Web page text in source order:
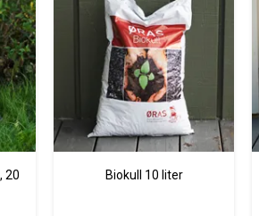
20
Biokull 10 liter